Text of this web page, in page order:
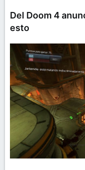
Del Doom 4
esto